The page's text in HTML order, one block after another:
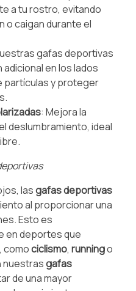
a tu rostro, evitando
o caigan durante el
gafas deportivas
en los lados
partículas y proteger
: Mejora la
deslumbramiento, ideal
lasgafas deportivas
al proporcionar una
Esto es
en deportes que
comociclismo, runningo
nuestrasgafas
de una mayor